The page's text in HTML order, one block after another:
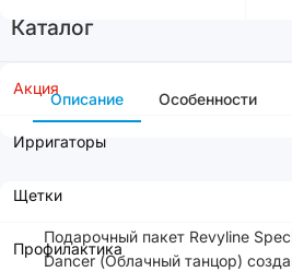
Каталог
Акция
Ирригаторы
Щетки
Профилактика
Описание Особенности
Подарочный пакет Revyline
Dancer (Облачный танцор)